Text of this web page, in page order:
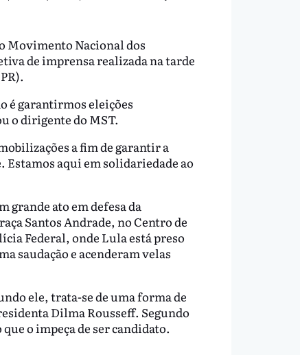
Movimento Nacional dos
de imprensa realizada na tarde
é garantirmos eleições
o dirigente do MST.
a fim de garantir a
Estamos aqui em solidariedade ao
ato em defesa da
Santos Andrade, no Centro de
Federal, onde Lula está preso
saudação e acenderam velas
ele, trata-se de uma forma de
Dilma Rousseff. Segundo
o impeça de ser candidato.